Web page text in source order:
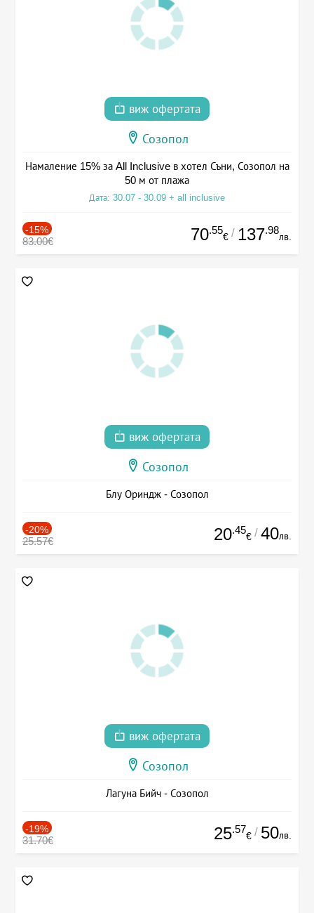
виж офертата
Созопол
Намаление 15% за All Inclusive в хотел Съни, Созопол на
50 м от плажа
Дата: 30.07 - 30.09 + all inclusive
-15%
83.00€ 70.55
€ / 137.98
лв.
виж офертата
Созопол
Блу Ориндж - Созопол
-20%
25.57€ 20.45
€ / 40лв.
виж офертата
Созопол
Лагуна Бийч - Созопол
-19%
31.70€ 25.57
€ / 50лв.